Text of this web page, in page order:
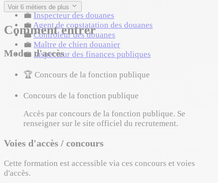
💼 Douanier
💼 Inspecteur des douanes
💼 Agent de constatation des douanes
💼 Contrôleur des douanes
💼 Maître de chien douanier
💼 Inspecteur des finances publiques
Voir 6 métiers de plus
Comment entrer
Modes d'accès
🏆 Concours de la fonction publique
Concours de la fonction publique
Accès par concours de la fonction publique. Se
renseigner sur le site officiel du recrutement.
Voies d'accès / concours
Cette formation est accessible via ces concours et voies
d'accès.